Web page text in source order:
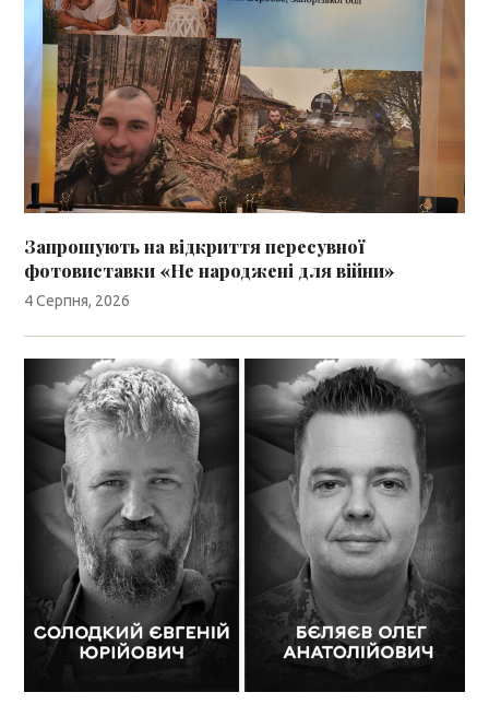
Запрошують на відкриття пересувної
фотовиставки «Не народжені для війни»
4 Серпня, 2026